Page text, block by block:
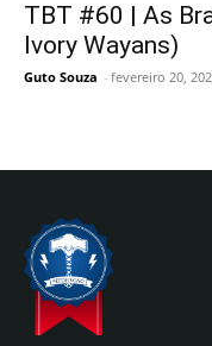
TBT #60 | As
Ivory Wayans)
Guto Souza - fevereiro 20,